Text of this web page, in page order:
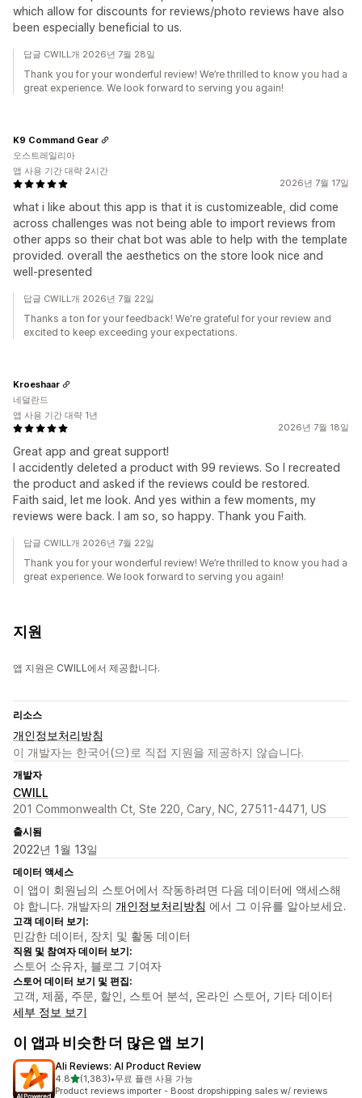
which allow for discounts for reviews/photo reviews have also
been especially beneficial to us.
답글 CWILL개 2026년 7월 28일
Thank you for your wonderful review! We’re thrilled to know you had a
great experience. We look forward to serving you again!
2026년 7월 17일
what i like about this app is that it is customizeable, did come
across challenges was not being able to import reviews from
other apps so their chat bot was able to help with the template
provided. overall the aesthetics on the store look nice and
well-presented
K9 Command Gear
오스트레일리아
앱 사용 기간 대략 2시간
답글 CWILL개 2026년 7월 22일
Thanks a ton for your feedback! We're grateful for your review and
excited to keep exceeding your expectations.
2026년 7월 18일
Great app and great support!
I accidently deleted a product with 99 reviews. So I recreated
the product and asked if the reviews could be restored.
Faith said, let me look. And yes within a few moments, my
reviews were back. I am so, so happy. Thank you Faith.
Kroeshaar
네덜란드
앱 사용 기간 대략 1년
답글 CWILL개 2026년 7월 22일
Thank you for your wonderful review! We’re thrilled to know you had a
great experience. We look forward to serving you again!
지원
앱 지원은 CWILL에서 제공합니다.
리소스
개인정보처리방침
이 개발자는 한국어(으)로 직접 지원을 제공하지 않습니다.
개발자
CWILL
201 Commonwealth Ct, Ste 220, Cary, NC, 27511-4471, US
출시됨
2022년 1월 13일
데이터 액세스
이 앱이 회원님의 스토어에서 작동하려면 다음 데이터에 액세스해
야 합니다. 개발자의 개인정보처리방침 에서 그 이유를 알아보세요.
고객 데이터 보기:
민감한 데이터, 장치 및 활동 데이터
직원 및 참여자 데이터 보기:
스토어 소유자, 블로그 기여자
스토어 데이터 보기 및 편집:
고객, 제품, 주문, 할인, 스토어 분석, 온라인 스토어, 기타 데이터
세부 정보 보기
이 앱과 비슷한 더 많은 앱 보기
Ali Reviews: AI Product Review
4.8별 5개 중
(1,383)
총 리뷰 1383개
•무료 플랜 사용 가능
Product reviews importer - Boost dropshipping sales w/ reviews